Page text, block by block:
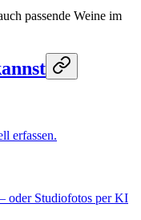
passende Weine im
erfassen.
oder Studiofotos per KI